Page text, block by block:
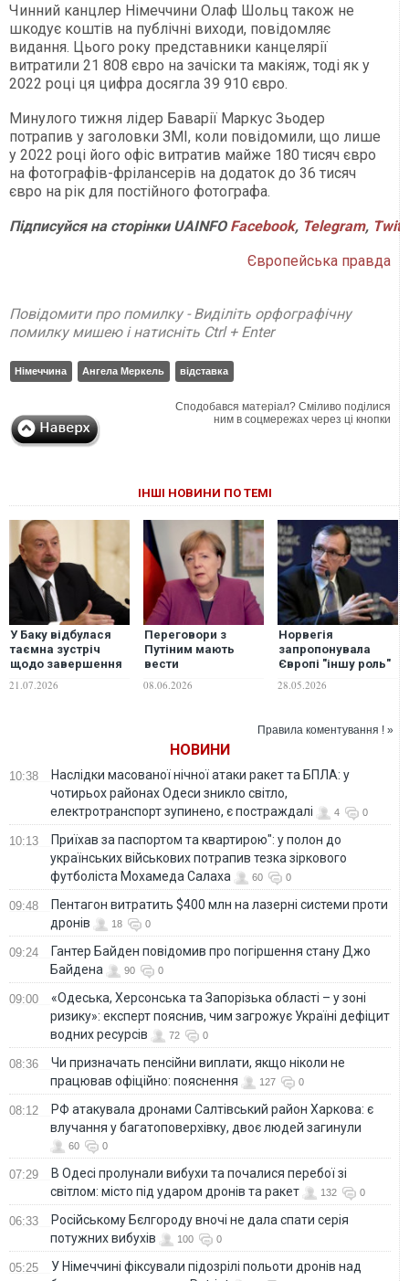
Чинний канцлер Німеччини Олаф Шольц також не
шкодує коштів на публічні виходи, повідомляє
видання. Цього року представники канцелярії
витратили 21 808 євро на зачіски та макіяж, тоді як у
2022 році ця цифра досягла 39 910 євро.
Минулого тижня лідер Баварії Маркус Зьодер
потрапив у заголовки ЗМІ, коли повідомили, що лише
у 2022 році його офіс витратив майже 180 тисяч євро
на фотографів-фрілансерів на додаток до 36 тисяч
євро на рік для постійного фотографа.
Підписуйся на сторінки UAINFO Facebook, Telegram,
Європейська правда
Повідомити про помилку - Виділіть орфографічну
помилку мишею і натисніть Ctrl + Enter
Німеччина Ангела Меркель відставка
Сподобався матеріал? Сміливо поділися
ним в соцмережах через ці кнопки
ІНШІ НОВИНИ ПО ТЕМІ
У Баку відбулася
таємна зустріч
щодо завершення
Алієв
21.07.2026
Переговори з
Путіним мають
вести
політики, я лише
08.06.2026
Норвегія
запропонувала
Європі "іншу роль"
Росією
28.05.2026
Правила коментування ! »
НОВИНИ
10:38
Наслідки масованої нічної атаки ракет та БПЛА: у
чотирьох районах Одеси зникло світло,
електротранспорт зупинено, є постраждалі
4 0
10:13
Приїхав за паспортом та квартирою": у полон до
українських військових потрапив тезка зіркового
футболіста Мохамеда Салаха
60 0
09:48
Пентагон витратить $400 млн на лазерні системи проти
дронів
18 0
09:24
Гантер Байден повідомив про погіршення стану Джо
Байдена
90 0
09:00
«Одеська, Херсонська та Запорізька області – у зоні
ризику»: експерт пояснив, чим загрожує Україні дефіцит
водних ресурсів
72 0
08:36
Чи призначать пенсійни виплати, якщо ніколи не
працював офіційно: пояснення
127 0
08:12
РФ атакувала дронами Салтівський район Харкова: є
влучання у багатоповерхівку, двоє людей загинули
60 0
07:29
В Одесі пролунали вибухи та почалися перебої зі
світлом: місто під ударом дронів та ракет
132 0
06:33
Російському Бєлгороду вночі не дала спати серія
потужних вибухів
100 0
05:25
У Німеччині фіксували підозрілі польоти дронів над